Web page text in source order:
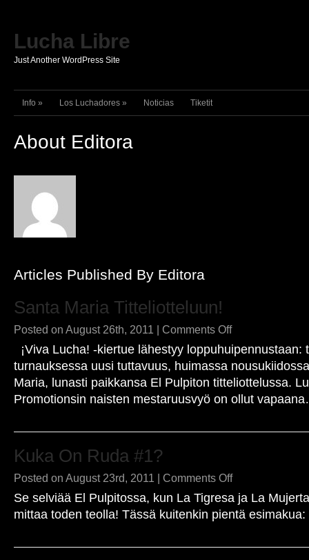
Lucha Libre
Just Another WordPress Site
Info » Los Luchadores » Noticias Tiketit
About Editora
Articles Published By Editora
Santa Maria Titteliotteluun!
Posted on August 26th, 2011 | Comments Offon
Maria
titteliotteluun!
¡Viva Lucha! -kiertue lähestyy loppuhuipennustaan:
turnauksessa uusi tuttavuus, huimassa
Maria, lunasti paikkansa El Pulpiton titteliottelussa.
Promotionsin naisten mestaruusvyö on ollut
Kuka On Ruda #1?
Posted on August 23rd, 2011 | Comments Offon
on
Ruda
#1?
Se selviää El Pulpitossa, kun La Tigresa ja La
mittaa toden teolla! Tässä kuitenkin pientä esimakua: